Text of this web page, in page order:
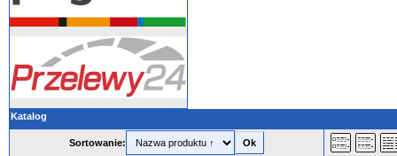
Katalog
Sortowanie: